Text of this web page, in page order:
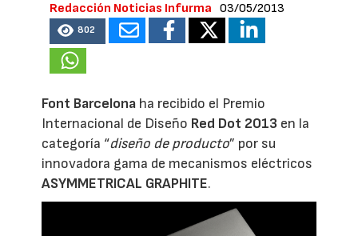
Redacción Noticias Infurma 03/05/2013
802
Font Barcelona ha recibido el Premio
Internacional de Diseño Red Dot 2013 en la
categoría “diseño de producto” por su
innovadora gama de mecanismos eléctricos
ASYMMETRICAL GRAPHITE.